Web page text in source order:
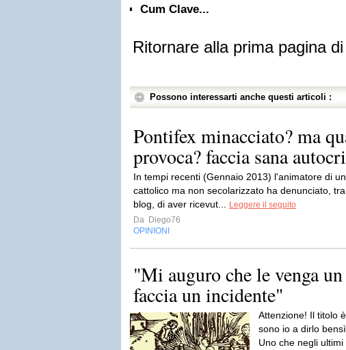
Cum Clave...
Ritornare alla prima pagina di
Possono interessarti anche questi articoli :
Pontifex minacciato? ma
provoca? faccia sana
In tempi recenti (Gennaio 2013) l'animatore di
cattolico ma non secolarizzato ha denunciato,
blog, di aver ricevut...
Leggere il seguito
Da Diego76
OPINIONI
"Mi auguro che le venga
faccia un incidente"
Attenzione! Il titolo
sono io a dirlo
Uno che negli